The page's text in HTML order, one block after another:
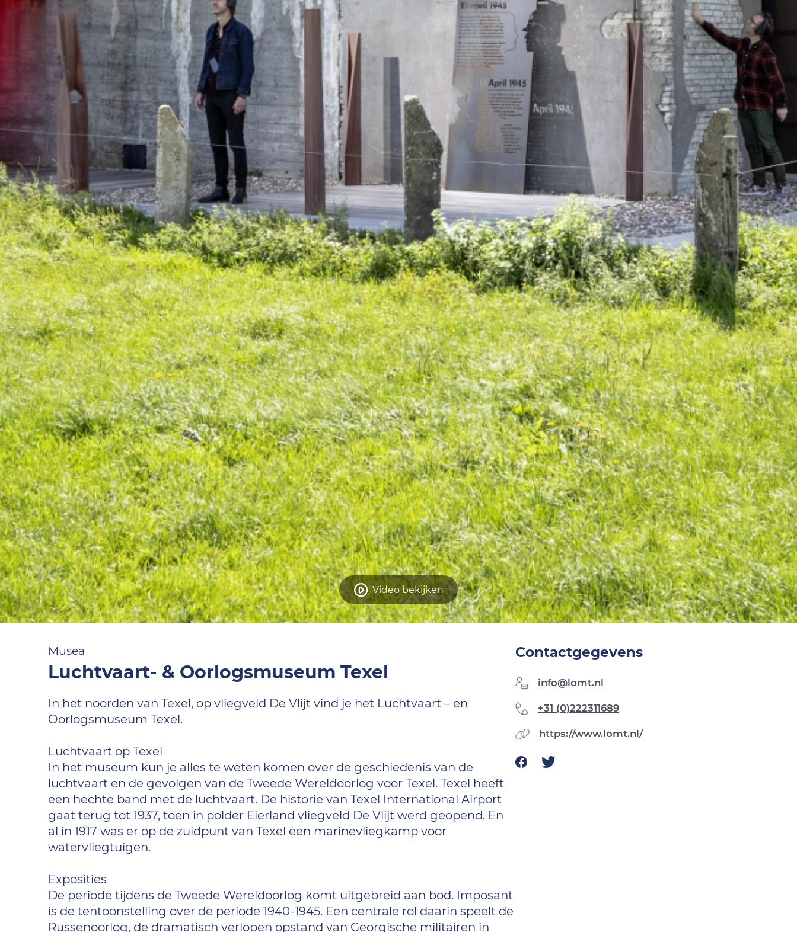
Video bekijken
Musea
Luchtvaart- & Oorlogsmuseum Texel
In het noorden van Texel, op vliegveld De Vlijt vind je het Luchtvaart – en
Oorlogsmuseum Texel.
Luchtvaart op Texel
In het museum kun je alles te weten komen over de geschiedenis van de
luchtvaart en de gevolgen van de Tweede Wereldoorlog voor Texel. Texel heeft
een hechte band met de luchtvaart. De historie van Texel International Airport
gaat terug tot 1937, toen in polder Eierland vliegveld De Vlijt werd geopend. En
al in 1917 was er op de zuidpunt van Texel een marinevliegkamp voor
watervliegtuigen.
Exposities
De periode tijdens de Tweede Wereldoorlog komt uitgebreid aan bod. Imposant
is de tentoonstelling over de periode 1940-1945. Een centrale rol daarin speelt de
Russenoorlog, de dramatisch verlopen opstand van Georgische militairen in
Contactgegevens
info@lomt.nl
+31 (0)222311689
https://www.lomt.nl/